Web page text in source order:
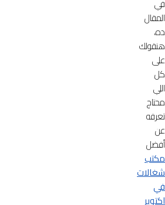
في
المقال
ده،
هنقولك
على
كل
اللي
محتاج
تعرفه
عن
أفضل
مكتب
شغالات
في
اكتوبر